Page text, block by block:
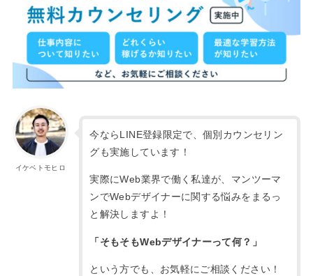
イケベトモヒロ
今ならLINE登録限定で、個別カウンセリン
グも実施しています！
実際にWeb業界で働く私達が、マンツーマ
ンでWebデザイナーに関する悩みをまるっ
と解決しますよ！
「そもそもWebデザイナーって何？」
という方でも、お気軽にご相談ください！